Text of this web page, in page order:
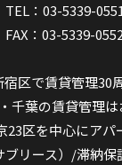
TEL：03-5339-
FAX：03-5339-
宿区で賃貸管理30
千葉の賃貸管理
23区を中心にア
リース）/滞納